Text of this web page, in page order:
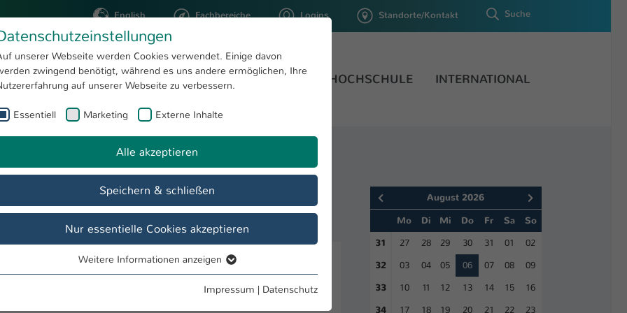
English Fachbereiche Logins Standorte/Kontakt Suche
STUDIUM FORSCHUNG HOCHSCHULE INTERNATIONAL
Studium
August 2026
Mo
Di Mi Do Fr Sa
So
31
27 28 29 30 31 01 02
32 03 04 05 06 07 08 09
33 10 11 12 13 14 15 16
34 17 18 19 20 21 22
23
unserer Webseite werden Cookies verwendet. Einige davon
zwingend benötigt, während es uns andere ermöglichen, Ihre
auf unserer Webseite zu verbessern.
Essentiell Marketing Externe Inhalte
Alle akzeptieren
Speichern & schließen
Nur essentielle Cookies akzeptieren
Essentielle Cookies werden für grundlegende Funktionen der
Weitere Informationen anzeigen
Impressum | Datenschutz